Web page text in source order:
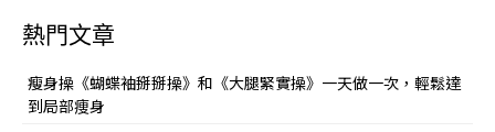
熱門文章
瘦身操《蝴蝶袖掰掰操》和《大腿緊實操》一天做一次，輕鬆達
到局部痩身